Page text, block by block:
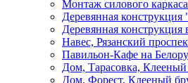
Монтаж силового
Деревянная конструкция
Деревянная
Навес, Рязанский
Павильон-Кафе на
Дом, Тарасовка, Клееный
Дом, Форест, Клееный